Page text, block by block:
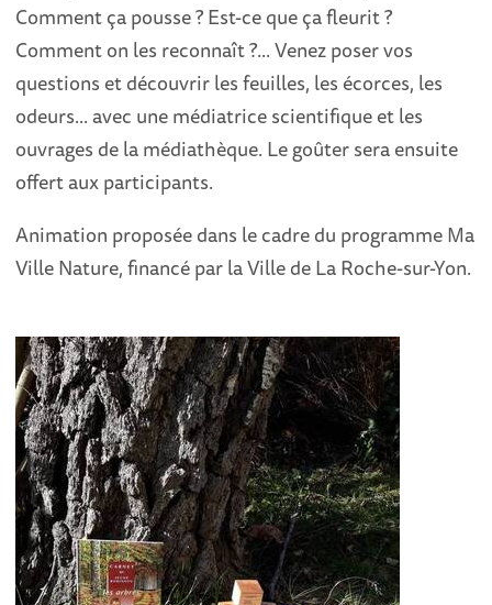
Comment ça pousse ? Est-ce que ça fleurit ?
Comment on les reconnaît ?... Venez poser vos
questions et découvrir les feuilles, les écorces, les
odeurs... avec une médiatrice scientifique et les
ouvrages de la médiathèque. Le goûter sera ensuite
offert aux participants.
Animation proposée dans le cadre du programme Ma
Ville Nature, financé par la Ville de La Roche-sur-Yon.